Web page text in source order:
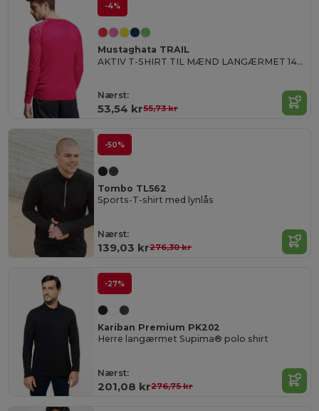
-4%
Mustaghata TRAIL
AKTIV T-SHIRT TIL MÆND LANGÆRMET 140 G
Nærst:
53,54 kr55,73 kr
-50%
Tombo TL562
Sports-T-shirt med lynlås
Nærst:
139,03 kr276,30 kr
-27%
Kariban Premium PK202
Herre langærmet Supima® polo shirt
Nærst:
201,08 kr276,75 kr